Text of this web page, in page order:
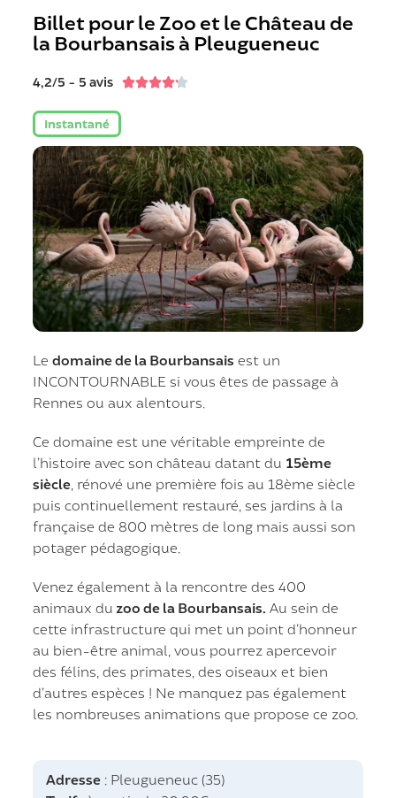
Billet pour le Zoo et le Château de
la Bourbansais à Pleugueneuc
4,2/5 - 5 avis 
Instantané
Ledomaine de la Bourbansais est un
INCONTOURNABLE si vous êtes de passage à
Rennes ou aux alentours.
Ce domaine est une véritable empreinte de
l’histoire avec son château datant du 15ème
siècle , rénové une première fois au 18ème siècle
puis continuellement restauré, ses jardins à la
française de 800 mètres de long mais aussi son
potager pédagogique.
Venez également à la rencontre des 400
animaux du zoo de la Bourbansais. Au sein de
cette infrastructure qui met un point d’honneur
au bien-être animal, vous pourrez apercevoir
des félins, des primates, des oiseaux et bien
d’autres espèces ! Ne manquez pas également
les nombreuses animations que propose ce zoo.
Adresse : Pleugueneuc (35)